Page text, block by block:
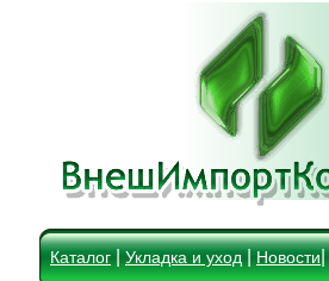
Каталог Укладка и уход Новости